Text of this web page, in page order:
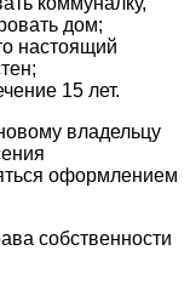
дом;
настоящий
15 лет.
владельцу
оформлением
собственности